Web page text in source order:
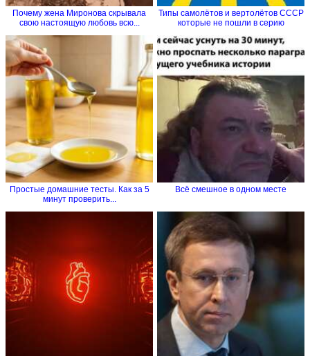
Почему жена Миронова скрывала
свою настоящую любовь всю...
Типы самолётов и вертолётов СССР
которые не пошли в серию
Простые домашние тесты. Как за 5
минут проверить...
Всё смешное в одном месте